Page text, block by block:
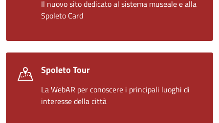
Il nuovo sito dedicato al sistema museale e alla
Spoleto Card
Spoleto Tour
La WebAR per conoscere i principali luoghi di
interesse della città